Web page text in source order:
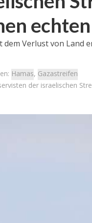
echten
Verlust von Land
Hamas, Gazastreifen
der israelischen